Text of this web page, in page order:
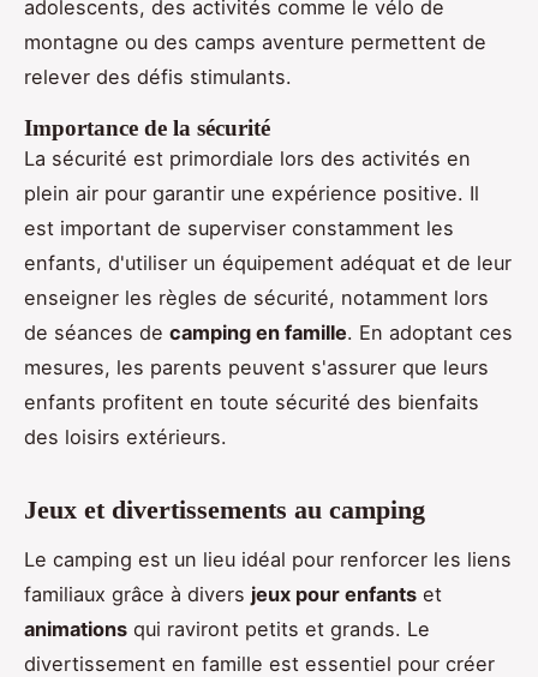
adolescents, des activités comme le vélo de
montagne ou des camps aventure permettent de
relever des défis stimulants.
Importance de la sécurité
La sécurité est primordiale lors des activités en
plein air pour garantir une expérience positive. Il
est important de superviser constamment les
enfants, d'utiliser un équipement adéquat et de leur
enseigner les règles de sécurité, notamment lors
de séances de camping en famille. En adoptant ces
mesures, les parents peuvent s'assurer que leurs
enfants profitent en toute sécurité des bienfaits
des loisirs extérieurs.
Jeux et divertissements au camping
Le camping est un lieu idéal pour renforcer les liens
familiaux grâce à divers jeux pour enfants et
animations qui raviront petits et grands. Le
divertissement en famille est essentiel pour créer